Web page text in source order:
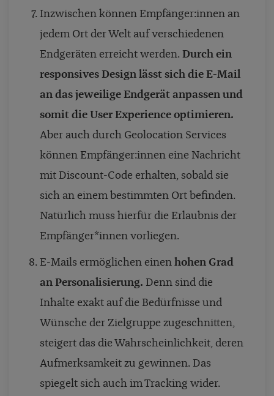
Inzwischen können Empfänger:innen an
jedem Ort der Welt auf verschiedenen
Endgeräten erreicht werden. Durch ein
responsives Design lässt sich die E-Mail
an das jeweilige Endgerät anpassen und
somit die User Experience optimieren.
Aber auch durch Geolocation Services
können Empfänger:innen eine Nachricht
mit Discount-Code erhalten, sobald sie
sich an einem bestimmten Ort befinden.
Natürlich muss hierfür die Erlaubnis der
Empfänger*innen vorliegen.
E-Mails ermöglichen einen hohen Grad
an Personalisierung. Denn sind die
Inhalte exakt auf die Bedürfnisse und
Wünsche der Zielgruppe zugeschnitten,
steigert das die Wahrscheinlichkeit, deren
Aufmerksamkeit zu gewinnen. Das
spiegelt sich auch im Tracking wider.